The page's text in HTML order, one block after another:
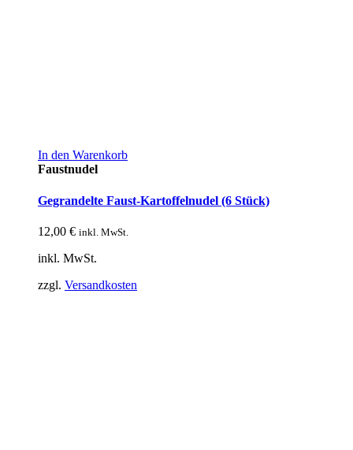
In den Warenkorb
Faustnudel
Gegrandelte Faust-Kartoffelnudel (6 Stück)
12,00 € inkl. MwSt.
inkl. MwSt.
zzgl. Versandkosten